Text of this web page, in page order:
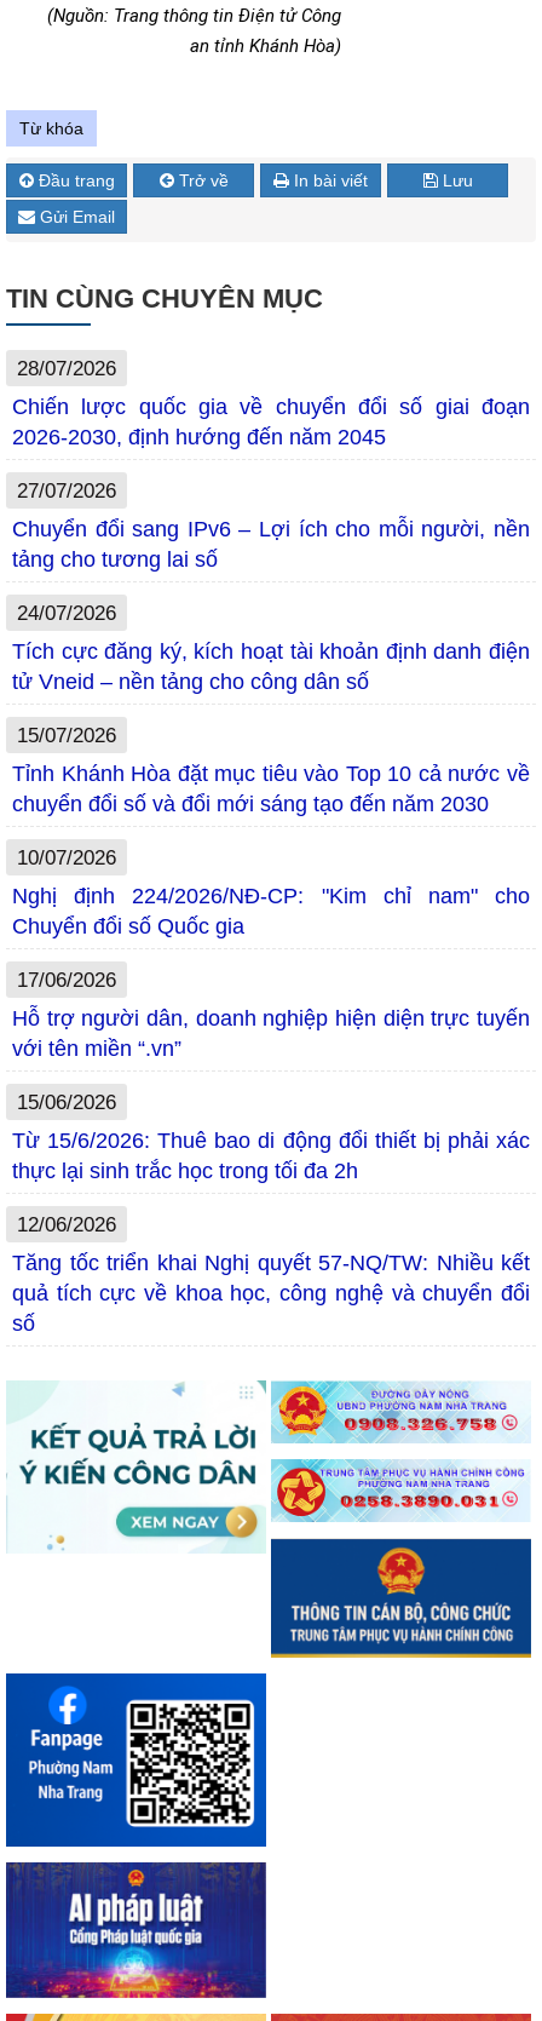
(Nguồn: Trang thông tin Điện tử Công
an tỉnh Khánh Hòa)
Từ khóa
Đầu trang Trở về In bài viết
Lưu
Gửi Email
TIN CÙNG CHUYÊN MỤC
28/07/2026
Chiến lược quốc gia về chuyển đổi số giai đoạn
2026-2030, định hướng đến năm 2045
27/07/2026
Chuyển đổi sang IPv6 – Lợi ích cho mỗi người, nền
tảng cho tương lai số
24/07/2026
Tích cực đăng ký, kích hoạt tài khoản định danh điện
tử Vneid – nền tảng cho công dân số
15/07/2026
Tỉnh Khánh Hòa đặt mục tiêu vào Top 10 cả nước về
chuyển đổi số và đổi mới sáng tạo đến năm 2030
10/07/2026
Nghị định 224/2026/NĐ-CP: "Kim chỉ nam" cho
Chuyển đổi số Quốc gia
17/06/2026
Hỗ trợ người dân, doanh nghiệp hiện diện trực tuyến
với tên miền “.vn”
15/06/2026
Từ 15/6/2026: Thuê bao di động đổi thiết bị phải xác
thực lại sinh trắc học trong tối đa 2h
12/06/2026
Tăng tốc triển khai Nghị quyết 57-NQ/TW: Nhiều kết
quả tích cực về khoa học, công nghệ và chuyển đổi
số